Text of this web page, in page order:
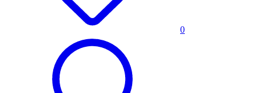
0